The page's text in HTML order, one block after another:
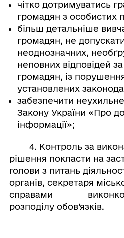
чітко дотримуватись
громадян з особистих
більш детальніше
громадян, не
неоднозначних,
неповних відповідей
громадян, із
установлених
забезпечити
Закону України «Про
інформації»;
4. Контроль за
рішення покласти на
голови з питань
органів, секретаря
справами виконкому
розподілу обов’язків.